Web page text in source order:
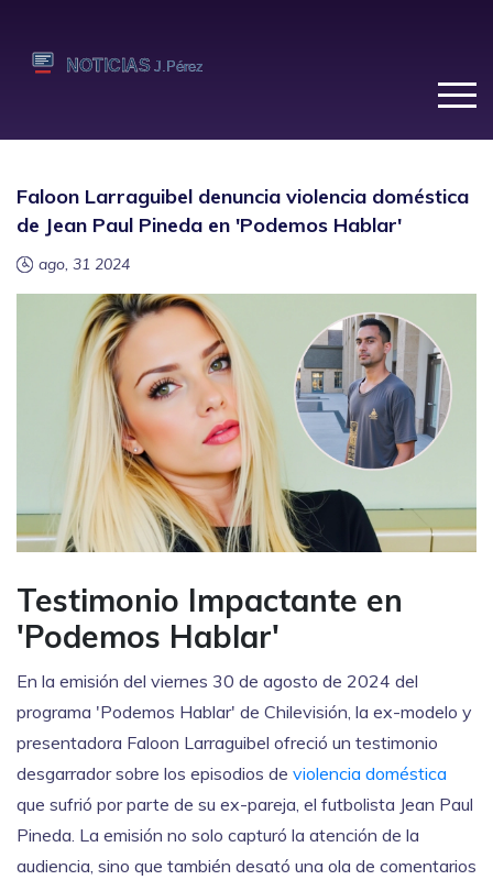
Faloon Larraguibel denuncia violencia doméstica
de Jean Paul Pineda en 'Podemos Hablar'
ago, 31 2024
Testimonio Impactante en
'Podemos Hablar'
En la emisión del viernes 30 de agosto de 2024 del
programa 'Podemos Hablar' de Chilevisión, la ex-modelo y
presentadora Faloon Larraguibel ofreció un testimonio
desgarrador sobre los episodios de violencia doméstica
que sufrió por parte de su ex-pareja, el futbolista Jean Paul
Pineda. La emisión no solo capturó la atención de la
audiencia, sino que también desató una ola de comentarios